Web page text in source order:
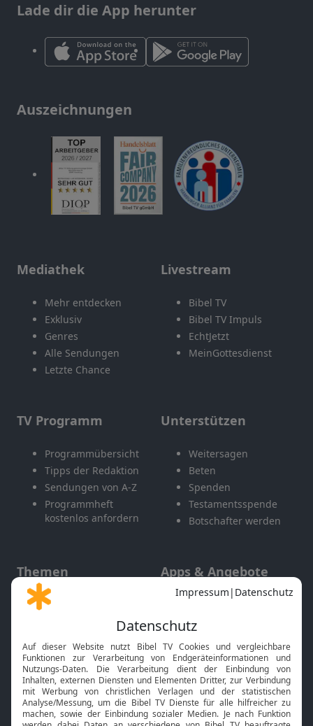
Lade dir die App herunter
Auszeichnungen
Mediathek
Mehr entdecken
Exklusiv
Genres
Alle Sendungen
Letzte Chance
Livestream
Bibel TV
Bibel TV Impuls
EchtJetzt
MeinGottesdienst
TV Programm
Programmübersicht
Tipps der Redaktion
Sendungen von A-Z
Programmheft
kostenlos anfordern
Unterstützen
Weitersagen
Beten
Spenden
Testamentsspende
Botschafter werden
Themen
Gott und Bibel erklärt
Neuigkeiten
Apps & Angebote
Mobile App
Smart TV
HbbTV
Bibelthek Online-Bibel
Nächster Gottesdienst